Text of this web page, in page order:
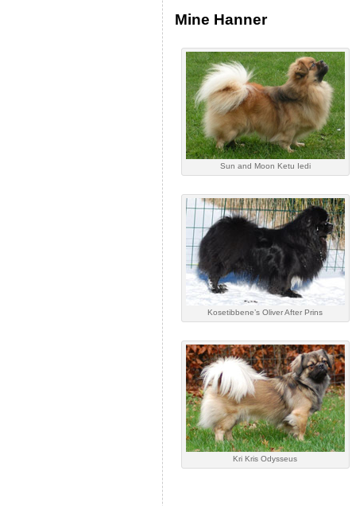
Mine Hanner
Sun and Moon Ketu Iedi
Kosetibbene’s Oliver After Prins
Kri Kris Odysseus